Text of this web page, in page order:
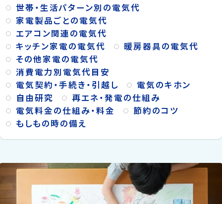
世帯・生活パターン別の電気代
家電製品ごとの電気代
エアコン関連の電気代
キッチン家電の電気代
暖房器具の電気代
その他家電の電気代
消費電力別電気代目安
電気契約・手続き・引越し
電気のキホン
自由研究
再エネ・発電の仕組み
電気料金の仕組み・料金
節約のコツ
もしもの時の備え